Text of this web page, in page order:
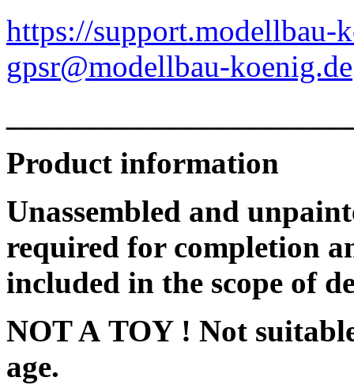
https://support.modellbau-
gpsr@modellbau-koenig.de
Product information
Unassembled and
required for completion
included in the scope of
NOT A TOY ! Not
age.